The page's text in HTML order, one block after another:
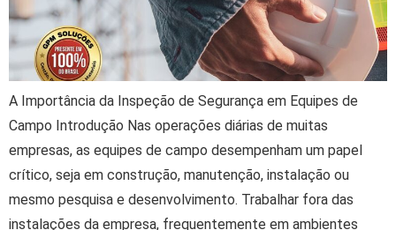
A Importância da Inspeção de Segurança em Equipes de
Campo Introdução Nas operações diárias de muitas
empresas, as equipes de campo desempenham um papel
crítico, seja em construção, manutenção, instalação ou
mesmo pesquisa e desenvolvimento. Trabalhar fora das
instalações da empresa, frequentemente em ambientes